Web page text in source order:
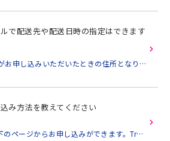
で配送先や配送日時の指定はできます
配送先はお客さまがお申し込みいただいたときの住所となります。 配送日の指定はできませんが、配送時間帯は指定できます。
み方法を教えてください
Try WiMAXは、以下のページからお申し込みができます。Try WiMAX申し込みページはこちら